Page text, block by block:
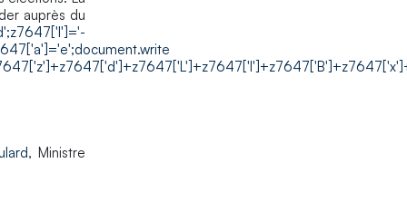
auprès du
, Ministre